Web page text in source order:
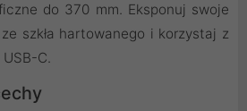
do 370 mm. Eksponuj swoje
szkła hartowanego i korzystaj z
C.